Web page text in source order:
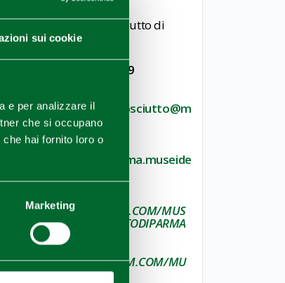
sui cookie
e per analizzare il
che si occupano
hai fornito loro o
Marketing
Contacts
Museo del Prosciutto di
Parma
TELEPHONE
+ 39 0521 218889
prenotazioni.prosciutto@m
useidelcibo.it
prosciuttodiparma.museide
FACEBOOK
WWW.FACEBOOK.COM/MUS
EODELPROSCIUTTODIPARMA
WWW.INSTAGRAM.COM/MU
SEIDELCIBO